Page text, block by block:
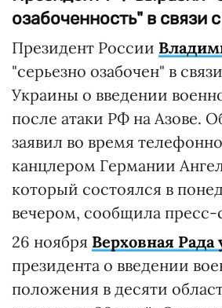
озабоченность" в связи
Президент России
"серьезно озабочен" в
Украины о введении
после атаки РФ на Азове.
заявил во время
канцлером Германии
который состоялся в
вечером, сообщила
26 ноября Верховная Рада
президента о введении
положения в десяти